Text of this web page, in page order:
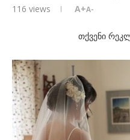
116 views A+A-
თქვენი